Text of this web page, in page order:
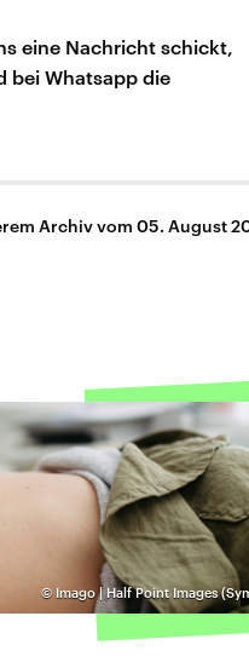
eine Nachricht schickt,
bei Whatsapp die
Archiv vom 05. August
© Imago | Half Point Images